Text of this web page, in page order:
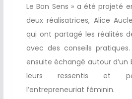
Le Bon Sens » a été projeté
deux réalisatrices, Alice
qui ont partagé les réalités
avec des conseils
ensuite échangé autour
leurs ressentis et
l’entrepreneuriat féminin.